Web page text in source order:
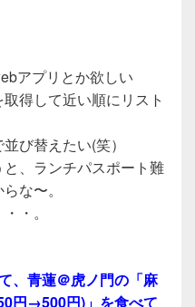
アプリとか欲しい
得して近い順にリスト
び替えたい(笑）
、ランチパスポート難
な〜。
・。
、青蓮＠虎ノ門の「麻
円→500円)」を食べて